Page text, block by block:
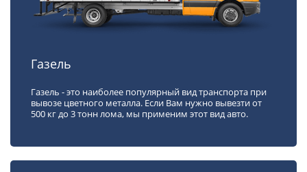
Газель
Газель - это наиболее популярный вид транспорта при
вывозе цветного металла. Если Вам нужно вывезти от
500 кг до 3 тонн лома, мы применим этот вид авто.